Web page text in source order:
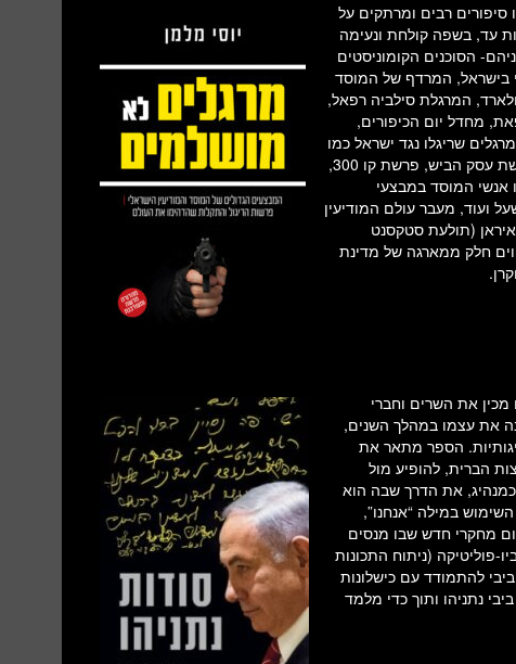
סיפורים רבים ומרתקים על
עד, בשפה קולחת ונעימה
הסוכנים הקומוניסטים
בישראל, המרדף של המוסד
המרגלת סילביה רפאל,
מחדל יום הכיפורים,
שריגלו נגד ישראל כמו
ד”ר אברהם מרקוס קלינברג שריגל למען הרוסים, מרדכי ואנונו, פרשת עסק הביש, פרשת קו 300,
אנשי המוסד במבצעי
ועוד, מעבר עולם המודיעין
איראן (תולעת סטקסנט
חלק ממארגה של מדינת
את השרים וחברי
את עצמו במהלך השנים,
הספר מתאר את
הברית, להופיע מול
את הדרך שבה הוא
במילה “אנחנו”,
מחקרי חדש שבו מנסים
פוליטיקה (ניתוח התכונות
להתמודד עם כישלונות
נתניהו ותוך כדי מלמד